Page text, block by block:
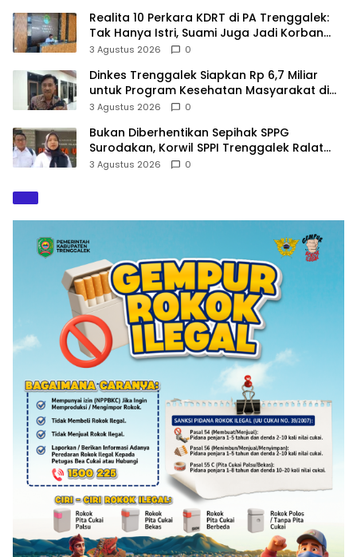
Realita 10 Perkara KDRT di PA Trenggalek:
Tak Hanya Istri, Suami Juga Jadi Korban
Kekerasan
3 Agustus 2026 0
Dinkes Trenggalek Siapkan Rp 6,7 Miliar
untuk Program Kesehatan Masyarakat di
2027
3 Agustus 2026 0
Bukan Diberhentikan Sepihak SPPG
Surodakan, Korwil SPPI Trenggalek Ralat
Pernyataan Soal Permata Umat Tolak MBG
3 Agustus 2026 0